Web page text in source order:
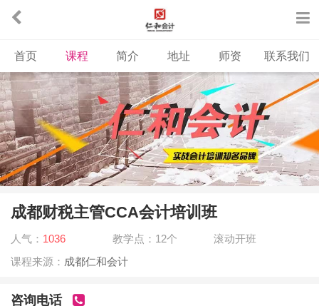
首页 课程 简介 地址 师资 联系我们
成都财税主管CCA会计培训班
人气： 1036 教学点：12个
滚动开班
课程来源： 成都仁和会计
咨询电话